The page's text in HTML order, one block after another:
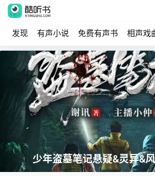
发现 有声小说 免费有声书 相声戏
少年盗墓笔记悬疑&灵异&